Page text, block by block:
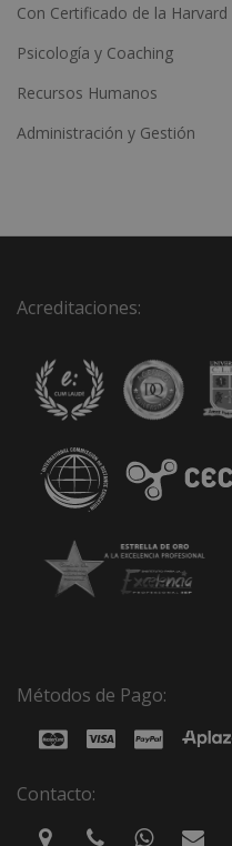
Con Certificado de la
Psicología y Coaching
Recursos Humanos
Administración y Gestión
Acreditaciones:
Métodos de Pago:
Contacto: